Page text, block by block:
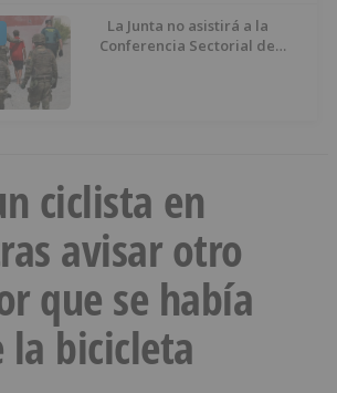
La Junta no asistirá a la
Conferencia Sectorial de
ciclista en
avisar otro
que se había
la bicicleta